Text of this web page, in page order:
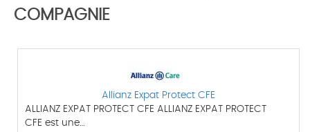
COMPAGNIE
Allianz Expat Protect CFE
ALLIANZ EXPAT PROTECT CFE ALLIANZ EXPAT PROTECT
CFE est une…